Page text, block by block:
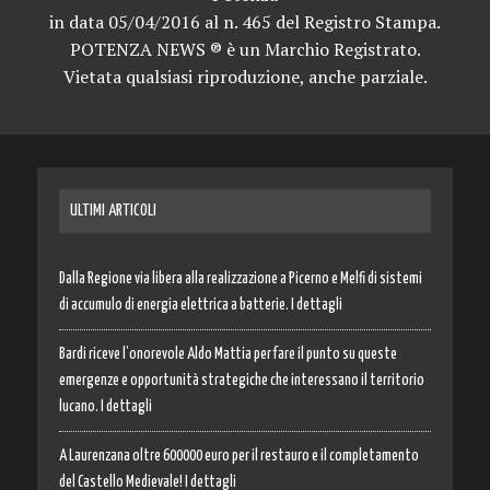
in data 05/04/2016 al n. 465 del Registro Stampa.
POTENZA NEWS ® è un Marchio Registrato.
Vietata qualsiasi riproduzione, anche parziale.
ULTIMI ARTICOLI
Dalla Regione via libera alla realizzazione a Picerno e Melfi di sistemi
di accumulo di energia elettrica a batterie. I dettagli
Bardi riceve l’onorevole Aldo Mattia per fare il punto su queste
emergenze e opportunità strategiche che interessano il territorio
lucano. I dettagli
A Laurenzana oltre 600000 euro per il restauro e il completamento
del Castello Medievale! I dettagli